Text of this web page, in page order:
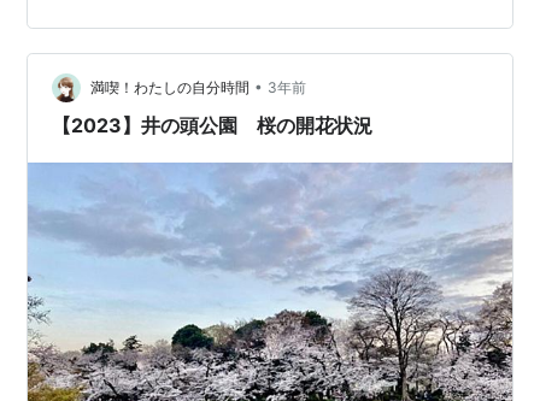
況をお知らせします。 なお、藤原宮跡周辺の犬のマナー
は必須です。 １ 藤原宮跡の菜の花開花状況（西側の菜の
花畑②） やっと満開になった菜の花畑。奥に望めるの醍
醐池の土手と右奥に大和三山の…
満喫！わたしの自分時間 • 3年前
【2023】井の頭公園 桜の開花状況